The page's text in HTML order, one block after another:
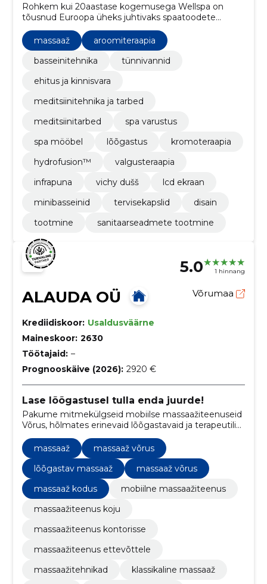
Rohkem kui 20aastase kogemusega Wellspa on
tõusnud Euroopa üheks juhtivaks spaatoodete
innovaatilised lahendused on aidanud saavutada
meie eesmärki - pakkuda alati parimat kogemust
toodete kasutajatele.
massaaž
aroomiteraapia
basseinitehnika
tünnivannid
ehitus ja kinnisvara
meditsiinitehnika ja tarbed
meditsiinitarbed
spa varustus
spa mööbel
lõõgastus
kromoteraapia
hydrofusion™
valgusteraapia
infrapuna
vichy dušš
lcd ekraan
minibasseinid
tervisekapslid
disain
tootmine
sanitaarseadmete tootmine
5.0 1 hinnang
ALAUDA OÜ Võrumaa
Krediidiskoor: Usaldusväärne
Maineskoor: 2630
Töötajaid: –
Prognooskäive (2026): 2920 €
Lase lõõgastusel tulla enda juurde!
Pakume mitmekülgseid mobiilse massaažiteenuseid
Võrus, hõlmates erinevaid lõõgastavaid ja terapeutilisi
massaažitehnikaid, et tuua klientideni sügav
lõõgastus ja heaolu otse nende valitud asukohta.
massaaž
massaaž võrus
lõõgastav massaaž
massaaž võrus
massaaž kodus
mobiilne massaažiteenus
massaažiteenus koju
massaažiteenus kontorisse
massaažiteenus ettevõttele
massaažitehnikad
klassikaline massaaž